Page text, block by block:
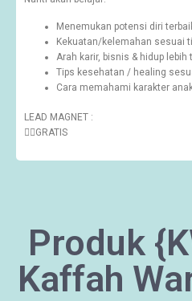
Menemukan potensi diri
Kekuatan/kelemahan sesuai
Arah karir, bisnis & hidup lebih
Tips kesehatan / healing
Cara memahami karakter
LEAD MAGNET :
👉🏽GRATIS
Produk
Kaffah